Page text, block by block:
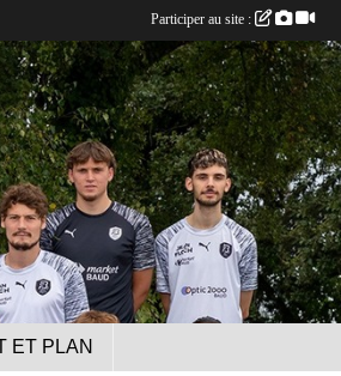
ET PLAN
Participer au site :